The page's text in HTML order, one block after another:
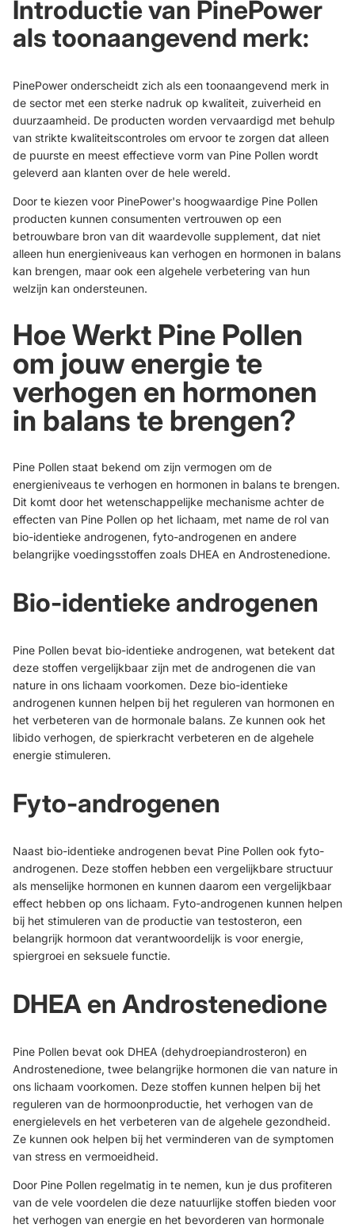
Introductie van PinePower
als toonaangevend merk:
PinePower onderscheidt zich als een toonaangevend merk in
de sector met een sterke nadruk op kwaliteit, zuiverheid en
duurzaamheid. De producten worden vervaardigd met behulp
van strikte kwaliteitscontroles om ervoor te zorgen dat alleen
de puurste en meest effectieve vorm van Pine Pollen wordt
geleverd aan klanten over de hele wereld.
Door te kiezen voor PinePower's hoogwaardige Pine Pollen
producten kunnen consumenten vertrouwen op een
betrouwbare bron van dit waardevolle supplement, dat niet
alleen hun energieniveaus kan verhogen en hormonen in balans
kan brengen, maar ook een algehele verbetering van hun
welzijn kan ondersteunen.
Hoe Werkt Pine Pollen
om jouw energie te
verhogen en hormonen
in balans te brengen?
Pine Pollen staat bekend om zijn vermogen om de
energieniveaus te verhogen en hormonen in balans te brengen.
Dit komt door het wetenschappelijke mechanisme achter de
effecten van Pine Pollen op het lichaam, met name de rol van
bio-identieke androgenen, fyto-androgenen en andere
belangrijke voedingsstoffen zoals DHEA en Androstenedione.
Bio-identieke androgenen
Pine Pollen bevat bio-identieke androgenen, wat betekent dat
deze stoffen vergelijkbaar zijn met de androgenen die van
nature in ons lichaam voorkomen. Deze bio-identieke
androgenen kunnen helpen bij het reguleren van hormonen en
het verbeteren van de hormonale balans. Ze kunnen ook het
libido verhogen, de spierkracht verbeteren en de algehele
energie stimuleren.
Fyto-androgenen
Naast bio-identieke androgenen bevat Pine Pollen ook fyto-
androgenen. Deze stoffen hebben een vergelijkbare structuur
als menselijke hormonen en kunnen daarom een vergelijkbaar
effect hebben op ons lichaam. Fyto-androgenen kunnen helpen
bij het stimuleren van de productie van testosteron, een
belangrijk hormoon dat verantwoordelijk is voor energie,
spiergroei en seksuele functie.
DHEA en Androstenedione
Pine Pollen bevat ook DHEA (dehydroepiandrosteron) en
Androstenedione, twee belangrijke hormonen die van nature in
ons lichaam voorkomen. Deze stoffen kunnen helpen bij het
reguleren van de hormoonproductie, het verhogen van de
energielevels en het verbeteren van de algehele gezondheid.
Ze kunnen ook helpen bij het verminderen van de symptomen
van stress en vermoeidheid.
Door Pine Pollen regelmatig in te nemen, kun je dus profiteren
van de vele voordelen die deze natuurlijke stoffen bieden voor
het verhogen van energie en het bevorderen van hormonale